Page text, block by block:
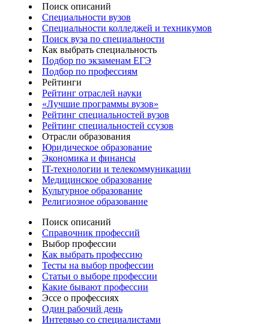
Поиск описаний
Специальности вузов
Специальности колледжей и техникумов
Поиск вуза по специальности
Как выбрать специальность
Подбор по экзаменам ЕГЭ
Подбор по профессиям
Рейтинги
Рейтинг отраслей науки
«Лучшие программы вузов»
Рейтинг специальностей вузов
Рейтинг специальностей ссузов
Отрасли образования
Юридическое образование
Экономика и финансы
IT-технологии и телекоммуникации
Медицинское образование
Культурное образование
Религиозное образование
Поиск описаний
Справочник профессий
Выбор профессии
Как выбрать профессию
Тесты на выбор профессии
Статьи о выборе профессии
Какие бывают профессии
Эссе о профессиях
Один рабочий день
Интервью со специалистами